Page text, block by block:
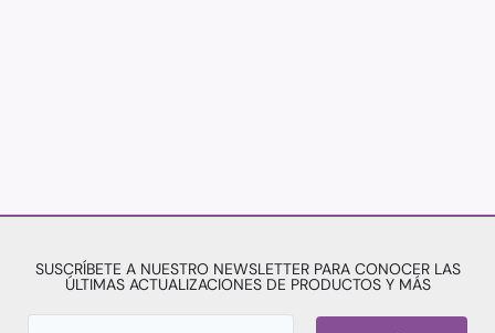
SUSCRÍBETE A NUESTRO NEWSLETTER PARA CONOCER LAS
ÚLTIMAS ACTUALIZACIONES DE PRODUCTOS Y MÁS